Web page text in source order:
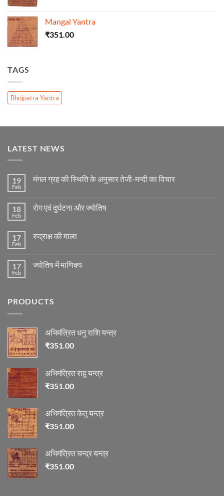
Mangal Yantra
₹351.00
TAGS
Bhojpatra Yantra
LATEST NEWS
19
Feb
मंगल ग्रह की स्थिति के अनुसार तेजी-मन्दी का विचार
मंगल
के
अनुसार
विचार
18
Feb
रोग एवं दुर्घटना और ज्योतिष
रोग
ज्योतिष
17
Feb
रुद्राक्ष की माला
रुद्राक्ष
17
Feb
ज्योतिष में माणिक्य
में
PRODUCTS
अभिमंत्रित धनु राशि यन्त्र
₹351.00
अभिमंत्रित राहू यन्त्र
₹351.00
अभिमंत्रित केतु यन्त्र
₹351.00
अभिमंत्रित चन्द्र यन्त्र
₹351.00